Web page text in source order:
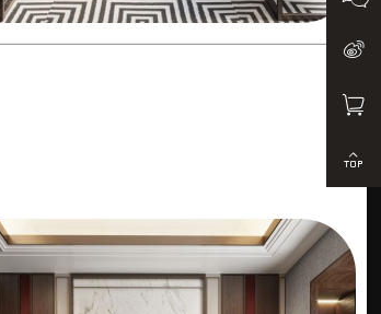
艺龙
艺龙
购物车
返回顶